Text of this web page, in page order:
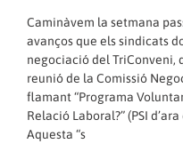
Caminàvem la setmana
avanços que els sindicats
negociació del TriConveni,
reunió de la Comissió
flamant “Programa
Relació Laboral?” (PSI
Aquesta “s